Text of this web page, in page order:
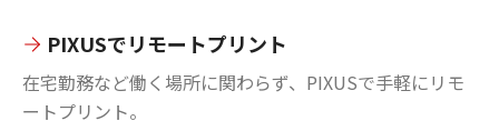
PIXUSでリモートプリント
在宅勤務など働く場所に関わらず、PIXUSで手軽にリモ
ートプリント。